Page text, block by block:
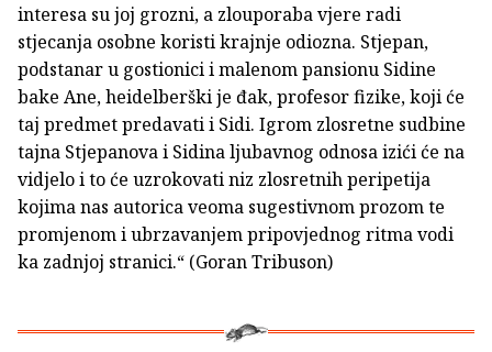
interesa su joj grozni, a zlouporaba vjere radi
stjecanja osobne koristi krajnje odiozna. Stjepan,
podstanar u gostionici i malenom pansionu Sidine
bake Ane, heidelberški je đak, profesor fizike, koji će
taj predmet predavati i Sidi. Igrom zlosretne sudbine
tajna Stjepanova i Sidina ljubavnog odnosa izići će na
vidjelo i to će uzrokovati niz zlosretnih peripetija
kojima nas autorica veoma sugestivnom prozom te
promjenom i ubrzavanjem pripovjednog ritma vodi
ka zadnjoj stranici.“ (Goran Tribuson)